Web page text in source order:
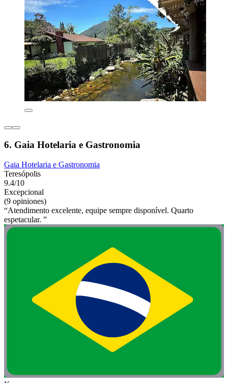
6. Gaia Hotelaria e Gastronomia
Gaia Hotelaria e Gastronomia
Teresópolis
9.4/10
Excepcional
(9 opiniones)
“Atendimento excelente, equipe sempre disponível. Quarto
espetacular. ”